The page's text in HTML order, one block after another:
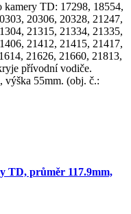
kamery TD: 17298, 18554,
20306, 20328, 21247,
21315, 21334, 21335,
21412, 21415, 21417,
21626, 21660, 21813,
přívodní vodiče.
výška 55mm. (obj. č.:
TD, průměr 117.9mm,